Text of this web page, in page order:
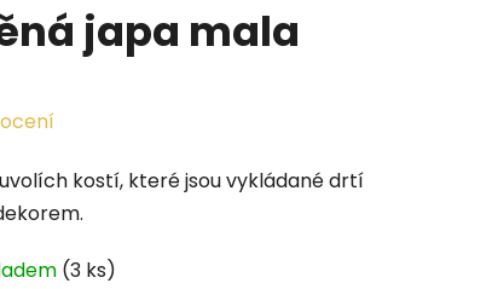
japa mala
kostí, které jsou vykládané drtí
(3 ks)